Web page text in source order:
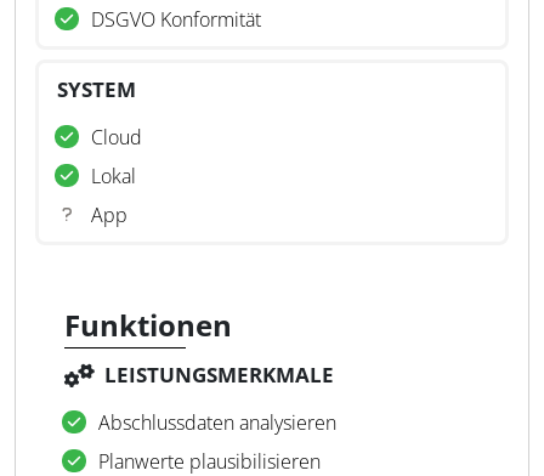
DSGVO Konformität
SYSTEM
Cloud
Lokal
App
Funktionen
LEISTUNGSMERKMALE
Abschlussdaten analysieren
Planwerte plausibilisieren